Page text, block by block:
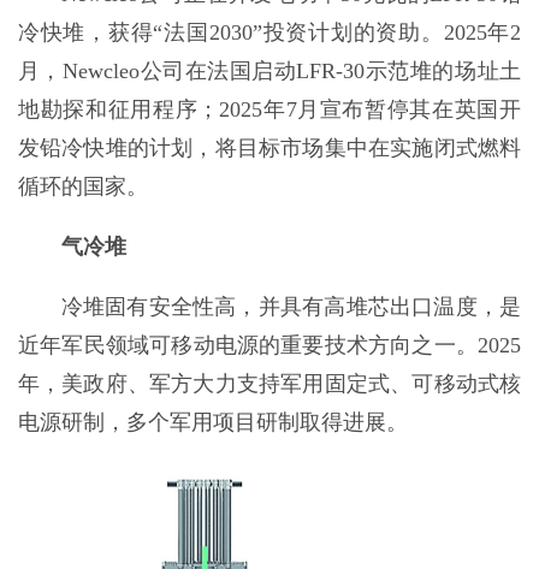
冷快堆，获得“法国2030”投资计划的资助。2025年2
月，Newcleo公司在法国启动LFR-30示范堆的场址土
地勘探和征用程序；2025年7月宣布暂停其在英国开
发铅冷快堆的计划，将目标市场集中在实施闭式燃料
循环的国家。
气冷堆
冷堆固有安全性高，并具有高堆芯出口温度，是
近年军民领域可移动电源的重要技术方向之一。2025
年，美政府、军方大力支持军用固定式、可移动式核
电源研制，多个军用项目研制取得进展。